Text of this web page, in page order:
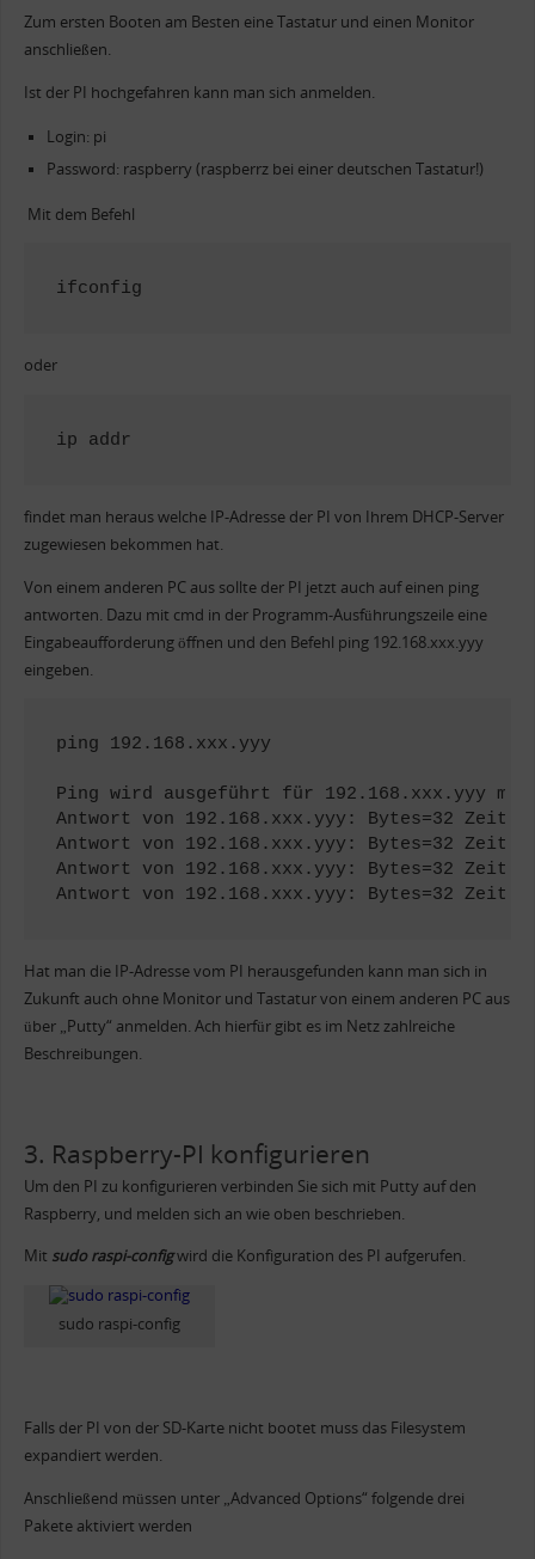
Zum ersten Booten am Besten eine Tastatur und einen Monitor
anschließen.
Ist der PI hochgefahren kann man sich anmelden.
Login: pi
Password: raspberry (raspberrz bei einer deutschen Tastatur!)
Mit dem Befehl
ifconfig
oder
ip addr
findet man heraus welche IP-Adresse der PI von Ihrem DHCP-Server
zugewiesen bekommen hat.
Von einem anderen PC aus sollte der PI jetzt auch auf einen ping
antworten. Dazu mit cmd in der Programm-Ausführungszeile eine
Eingabeaufforderung öffnen und den Befehl ping 192.168.xxx.yyy
eingeben.
ping 192.168.xxx.yyy
Ping wird ausgeführt für 192.168.xxx.yyy mit
Antwort von 192.168.xxx.yyy: Bytes=32
Antwort von 192.168.xxx.yyy: Bytes=32
Antwort von 192.168.xxx.yyy: Bytes=32
Antwort von 192.168.xxx.yyy: Bytes=32
Hat man die IP-Adresse vom PI herausgefunden kann man sich in
Zukunft auch ohne Monitor und Tastatur von einem anderen PC aus
über „Putty“ anmelden. Ach hierfür gibt es im Netz zahlreiche
Beschreibungen.
3. Raspberry-PI konfigurieren
Um den PI zu konfigurieren verbinden Sie sich mit Putty auf den
Raspberry, und melden sich an wie oben beschrieben.
Mit sudo raspi-configwird die Konfiguration des PI aufgerufen.
sudo raspi-config
Falls der PI von der SD-Karte nicht bootet muss das Filesystem
expandiert werden.
Anschließend müssen unter „Advanced Options“ folgende drei
Pakete aktiviert werden